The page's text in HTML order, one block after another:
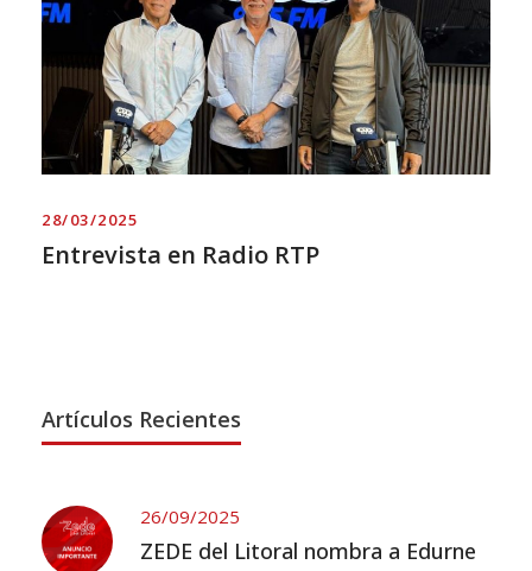
28/03/2025
Entrevista en Radio RTP
Artículos Recientes
26/09/2025
ZEDE del Litoral nombra a Edurne